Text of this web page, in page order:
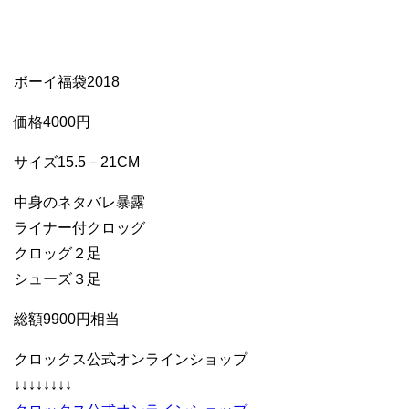
ボーイ福袋2018
価格4000円
サイズ15.5－21CM
中身のネタバレ暴露
ライナー付クロッグ
クロッグ２足
シューズ３足
総額9900円相当
クロックス公式オンラインショップ
↓↓↓↓↓↓↓↓